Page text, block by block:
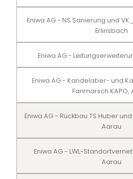
Eniwa AG - NS Sanierung und
Erlinsbach
Eniwa AG -
Eniwa AG - Kandelaber- und
Fanmarsch KAPO,
Eniwa AG - Rückbau TS Huber
Aarau
Eniwa AG - LWL-
Aarau